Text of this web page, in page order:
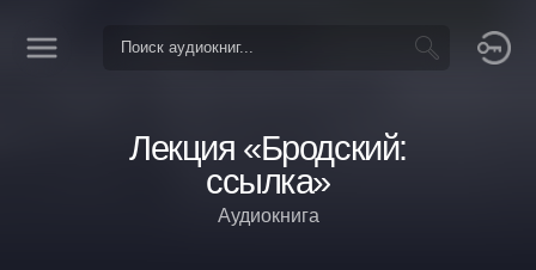
Лекция «Бродский:
ссылка»
Аудиокнига